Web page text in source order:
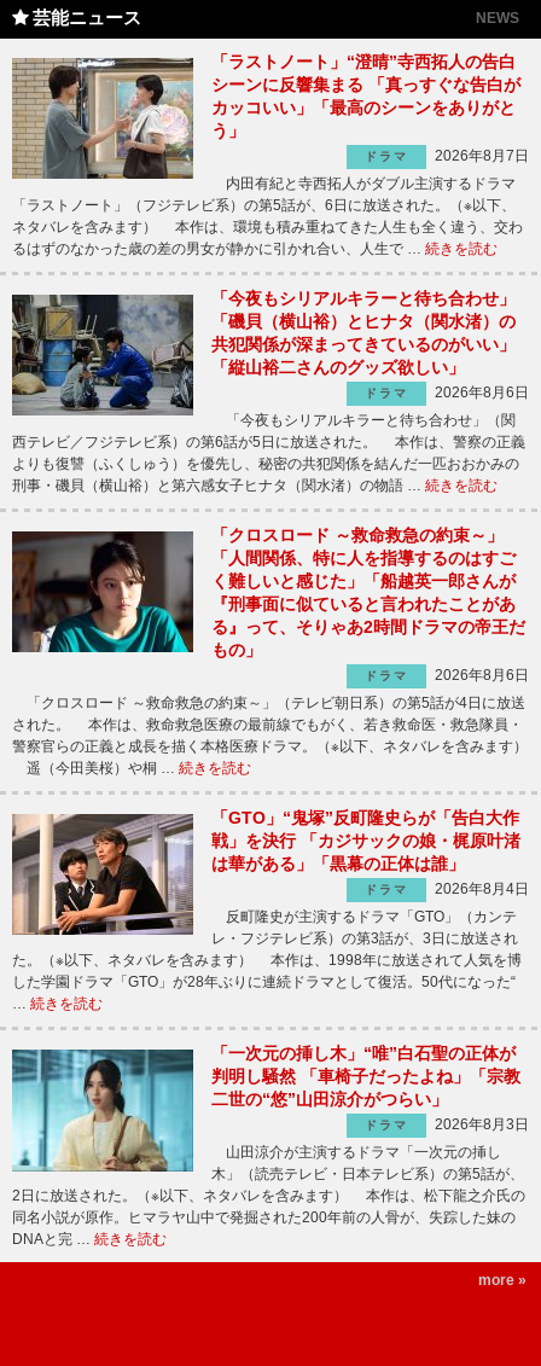
芸能ニュース NEWS
「ラストノート」“澄晴”寺西拓人の告白
シーンに反響集まる 「真っすぐな告白が
カッコいい」「最高のシーンをありがと
う」
ドラマ
2026年8月7日
内田有紀と寺西拓人がダブル主演するドラマ
「ラストノート」（フジテレビ系）の第5話が、6日に放送された。（※以下、
ネタバレを含みます） 本作は、環境も積み重ねてきた人生も全く違う、交わ
るはずのなかった歳の差の男女が静かに引かれ合い、人生で … 続きを読む
「今夜もシリアルキラーと待ち合わせ」
「磯貝（横山裕）とヒナタ（関水渚）の
共犯関係が深まってきているのがいい」
「縦山裕二さんのグッズ欲しい」
ドラマ
2026年8月6日
「今夜もシリアルキラーと待ち合わせ」（関
西テレビ／フジテレビ系）の第6話が5日に放送された。 本作は、警察の正義
よりも復讐（ふくしゅう）を優先し、秘密の共犯関係を結んだ一匹おおかみの
刑事・磯貝（横山裕）と第六感女子ヒナタ（関水渚）の物語 … 続きを読む
「クロスロード ～救命救急の約束～」
「人間関係、特に人を指導するのはすご
く難しいと感じた」「船越英一郎さんが
『刑事面に似ていると言われたことがあ
る』って、そりゃあ2時間ドラマの帝王だ
もの」
ドラマ
2026年8月6日
「クロスロード ～救命救急の約束～」（テレビ朝日系）の第5話が4日に放送
された。 本作は、救命救急医療の最前線でもがく、若き救命医・救急隊員・
警察官らの正義と成長を描く本格医療ドラマ。（※以下、ネタバレを含みます）
遥（今田美桜）や桐 … 続きを読む
「GTO」“鬼塚”反町隆史らが「告白大作
戦」を決行 「カジサックの娘・梶原叶渚
は華がある」「黒幕の正体は誰」
ドラマ
2026年8月4日
反町隆史が主演するドラマ「GTO」（カンテ
レ・フジテレビ系）の第3話が、3日に放送され
た。（※以下、ネタバレを含みます） 本作は、1998年に放送されて人気を博
した学園ドラマ「GTO」が28年ぶりに連続ドラマとして復活。50代になった“
続きを読む
「一次元の挿し木」“唯”白石聖の正体が
判明し騒然 「車椅子だったよね」「宗教
二世の“悠”山田涼介がつらい」
ドラマ
2026年8月3日
山田涼介が主演するドラマ「一次元の挿し
木」（読売テレビ・日本テレビ系）の第5話が、
2日に放送された。（※以下、ネタバレを含みます） 本作は、松下龍之介氏の
同名小説が原作。ヒマラヤ山中で発掘された200年前の人骨が、失踪した妹の
DNAと完 … 続きを読む
more »